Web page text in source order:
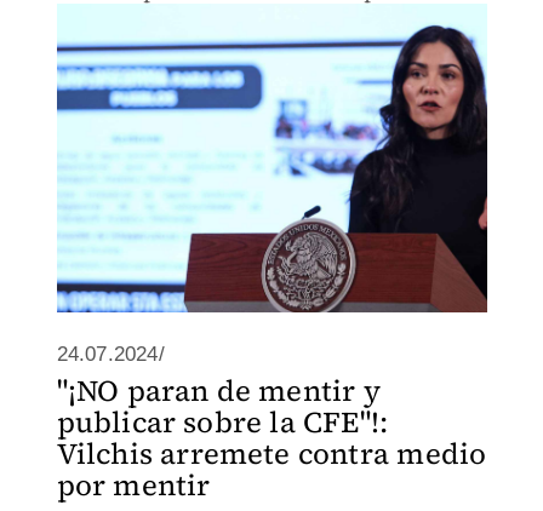
24.07.2024/
"¡NO paran de mentir y
publicar sobre la CFE"!:
Vilchis arremete contra medio
por mentir